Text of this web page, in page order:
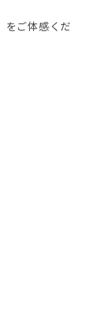
をご体感くだ